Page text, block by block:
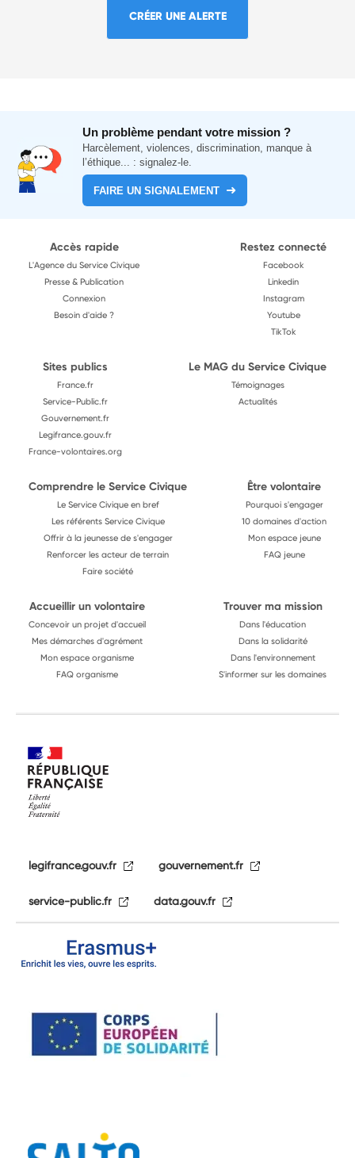
CRÉER UNE ALERTE
Un problème pendant votre mission ?
Harcèlement, violences, discrimination, manque à
l’éthique... : signalez-le.
FAIRE UN SIGNALEMENT
Accès rapide
L'Agence du Service Civique
Presse & Publication
Connexion
Besoin d'aide ?
Restez connecté
Facebook
Linkedin
Instagram
Youtube
TikTok
Sites publics
France.fr
Service-Public.fr
Gouvernement.fr
Legifrance.gouv.fr
France-volontaires.org
Le MAG du Service Civique
Témoignages
Actualités
Comprendre le Service Civique
Le Service Civique en bref
Les référents Service Civique
Offrir à la jeunesse de s'engager
Renforcer les acteur de terrain
Faire société
Être volontaire
Pourquoi s'engager
10 domaines d'action
Mon espace jeune
FAQ jeune
Accueillir un volontaire
Concevoir un projet d'accueil
Mes démarches d'agrément
Mon espace organisme
FAQ organisme
Trouver ma mission
Dans l'éducation
Dans la solidarité
Dans l'environnement
S'informer sur les domaines
legifrance.gouv.fr gouvernement.fr
service-public.fr data.gouv.fr